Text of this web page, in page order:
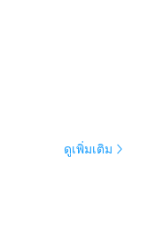
ดูเพิ่มเติม